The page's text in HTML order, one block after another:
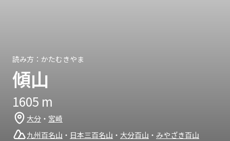
読み方： かたむきやま
傾山
1605 m
大分 ・ 宮崎
九州百名山 ・ 日本三百名山 ・ 大分百山 ・ みやざき百山